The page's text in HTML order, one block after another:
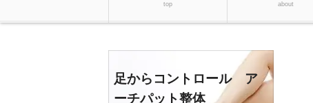
top about
足からコントロール ア
ーチパット整体